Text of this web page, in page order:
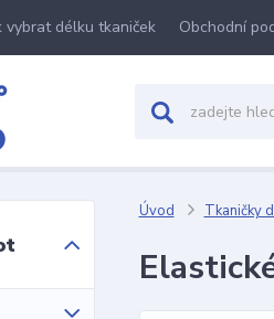
vybrat délku tkaniček Obchodní
Úvod Tkaničky